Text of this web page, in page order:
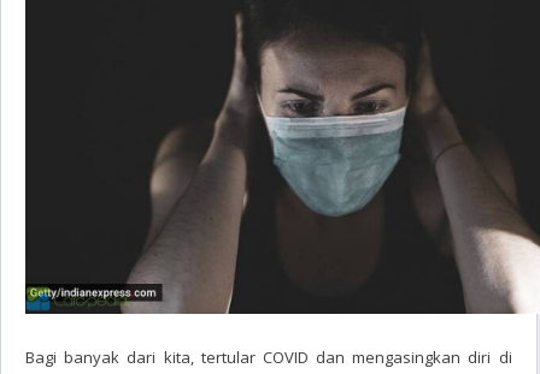
Bagi banyak dari kita, tertular COVID dan mengasingkan diri di